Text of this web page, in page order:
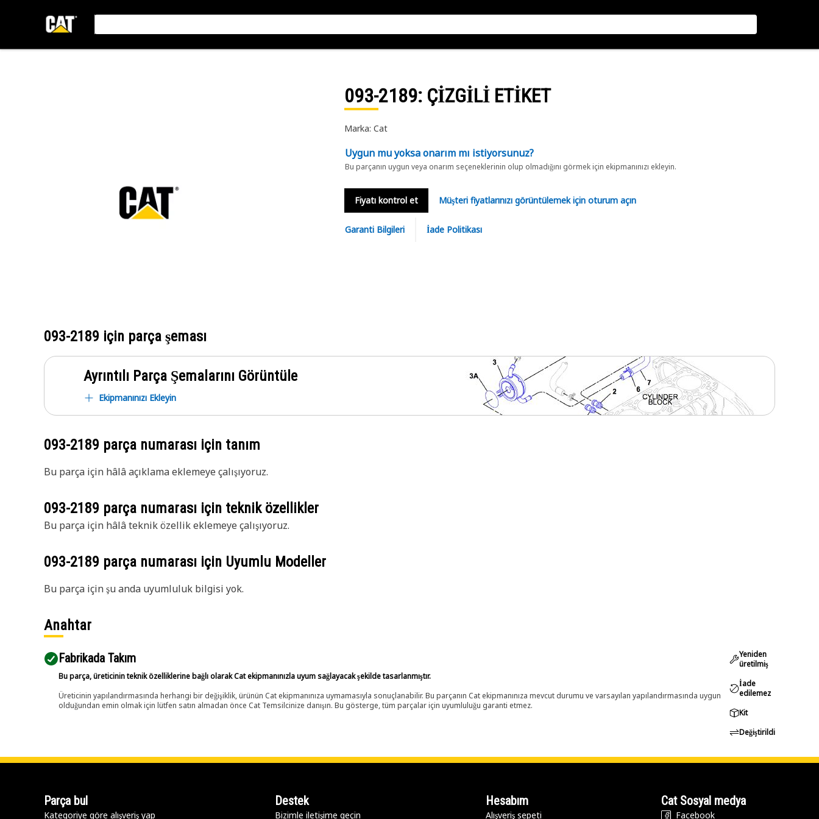
093-2189: ÇİZGİLİ ETİKET
Marka: Cat
Uygun mu yoksa onarım mı istiyorsunuz?
Bu parçanın uygun veya onarım seçeneklerinin olup olmadığını görmek için ekipmanınızı ekleyin.
Fiyatı kontrol et Müşteri fiyatlarınızı görüntülemek için oturum açın
Garanti Bilgileri İade Politikası
093-2189 için parça şeması
Ayrıntılı Parça Şemalarını Görüntüle
Ekipmanınızı Ekleyin
093-2189 parça numarası için tanım
Bu parça için hâlâ açıklama eklemeye çalışıyoruz.
093-2189 parça numarası için teknik özellikler
Bu parça için hâlâ teknik özellik eklemeye çalışıyoruz.
093-2189 parça numarası için Uyumlu Modeller
Bu parça için şu anda uyumluluk bilgisi yok.
Anahtar
Fabrikada Takım
Bu parça, üreticinin teknik özelliklerine bağlı olarak Cat ekipmanınızla uyum sağlayacak şekilde tasarlanmıştır.
Üreticinin yapılandırmasında herhangi bir değişiklik, ürünün Cat ekipmanınıza uymamasıyla sonuçlanabilir. Bu parçanın Cat ekipmanınıza mevcut durumu ve varsayılan yapılandırmasında uygun
olduğundan emin olmak için lütfen satın almadan önce Cat Temsilcinize danışın. Bu gösterge, tüm parçalar için uyumluluğu garanti etmez.
Yeniden
üretilmiş
İade
edilemez
Kit
Değiştirildi
Parça bul
Kategoriye göre alışveriş yap
Destek
Bizimle iletişime geçin
Hesabım
Alışveriş sepeti
Cat Sosyal medya
Facebook